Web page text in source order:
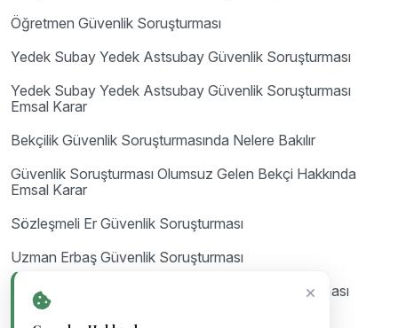
Öğretmen Güvenlik Soruşturması
Yedek Subay Yedek Astsubay Güvenlik Soruşturması
Yedek Subay Yedek Astsubay Güvenlik Soruşturması
Emsal Karar
Bekçilik Güvenlik Soruşturmasında Nelere Bakılır
Güvenlik Soruşturması Olumsuz Gelen Bekçi Hakkında
Emsal Karar
Sözleşmeli Er Güvenlik Soruşturması
Uzman Erbaş Güvenlik Soruşturması
Astsubay Güvenlik Soruşturması ve Arşiv Araştırması